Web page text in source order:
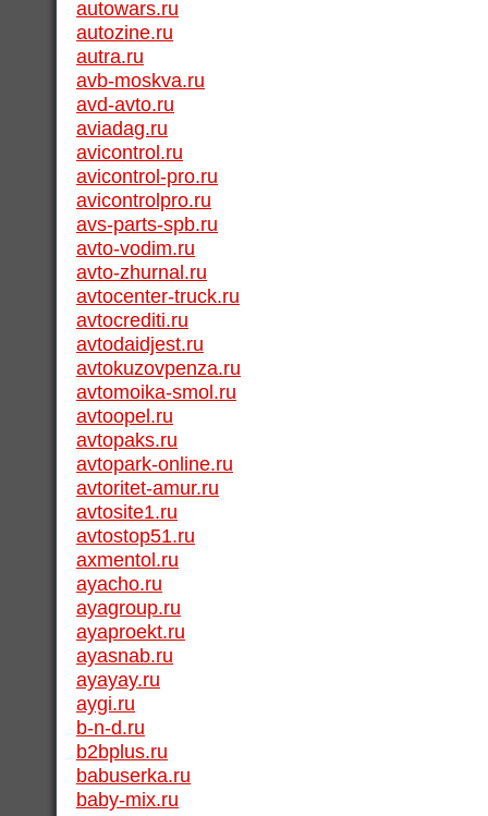
autowars.ru
autozine.ru
autra.ru
avb-moskva.ru
avd-avto.ru
aviadag.ru
avicontrol.ru
avicontrol-pro.ru
avicontrolpro.ru
avs-parts-spb.ru
avto-vodim.ru
avto-zhurnal.ru
avtocenter-truck.ru
avtocrediti.ru
avtodaidjest.ru
avtokuzovpenza.ru
avtomoika-smol.ru
avtoopel.ru
avtopaks.ru
avtopark-online.ru
avtoritet-amur.ru
avtosite1.ru
avtostop51.ru
axmentol.ru
ayacho.ru
ayagroup.ru
ayaproekt.ru
ayasnab.ru
ayayay.ru
aygi.ru
b-n-d.ru
b2bplus.ru
babuserka.ru
baby-mix.ru